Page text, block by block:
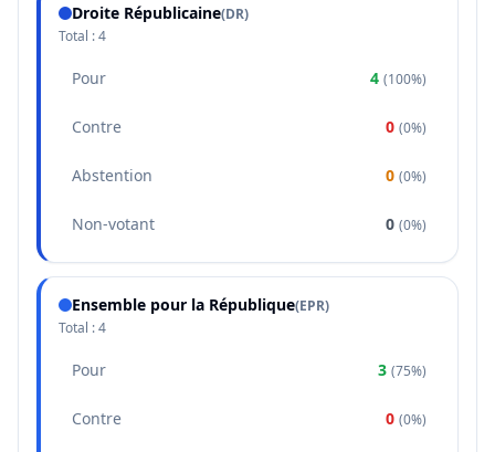
Droite Républicaine(DR)
Total :4
Pour 4 (100%)
Contre 0 (0%)
Abstention 0 (0%)
Non-votant 0 (0%)
Ensemble pour la République(EPR)
Total :4
Pour 3 (75%)
Contre 0 (0%)